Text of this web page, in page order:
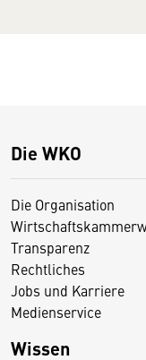
Die WKO
Die Organisation
Transparenz
Rechtliches
Jobs und Karriere
Medienservice
Wissen